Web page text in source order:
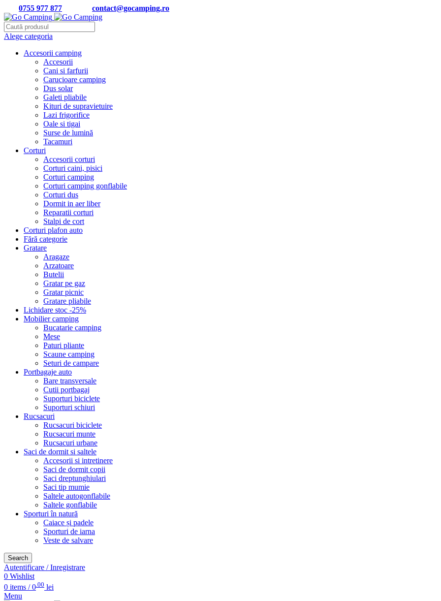
0755 977 877 contact@gocamping.ro
Alege categoria
Accesorii camping
Accesorii
Cani si farfurii
Carucioare camping
Dus solar
Galeti pliabile
Kituri de supravietuire
Lazi frigorifice
Oale si tigai
Surse de lumină
Tacamuri
Corturi
Accesorii corturi
Corturi caini, pisici
Corturi camping
Corturi camping gonflabile
Corturi dus
Dormit in aer liber
Reparatii corturi
Stalpi de cort
Corturi plafon auto
Fără categorie
Gratare
Aragaze
Arzatoare
Butelii
Gratar pe gaz
Gratar picnic
Gratare pliabile
Lichidare stoc -25%
Mobilier camping
Bucatarie camping
Mese
Paturi pliante
Scaune camping
Seturi de campare
Portbagaje auto
Bare transversale
Cutii portbagaj
Suporturi biciclete
Suporturi schiuri
Rucsacuri
Rucsacuri biciclete
Rucsacuri munte
Rucsacuri urbane
Saci de dormit si saltele
Accesorii si intretinere
Saci de dormit copii
Saci dreptunghiulari
Saci tip mumie
Saltele autogonflabile
Saltele gonflabile
Sporturi în natură
Caiace și padele
Sporturi de iarna
Veste de salvare
Search
Autentificare / Inregistrare
0 Wishlist
0 items / 0.00 lei
Menu